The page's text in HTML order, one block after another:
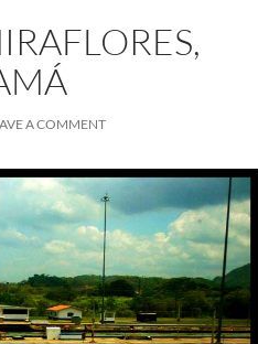
A COMMENT